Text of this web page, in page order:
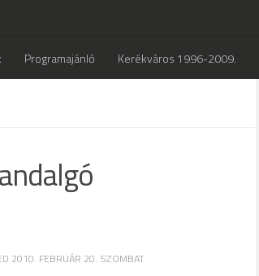
Programajánló Kerékváros 1996-2009.
2010. FEBRUÁR 20. SZOMBAT